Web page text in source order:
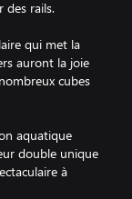
des rails.
qui met la
auront la joie
cubes
aquatique
double unique
à